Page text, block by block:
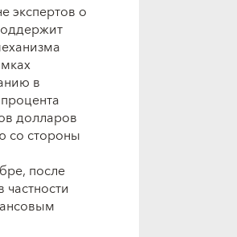
экспертов о
в
долларов
со стороны
после